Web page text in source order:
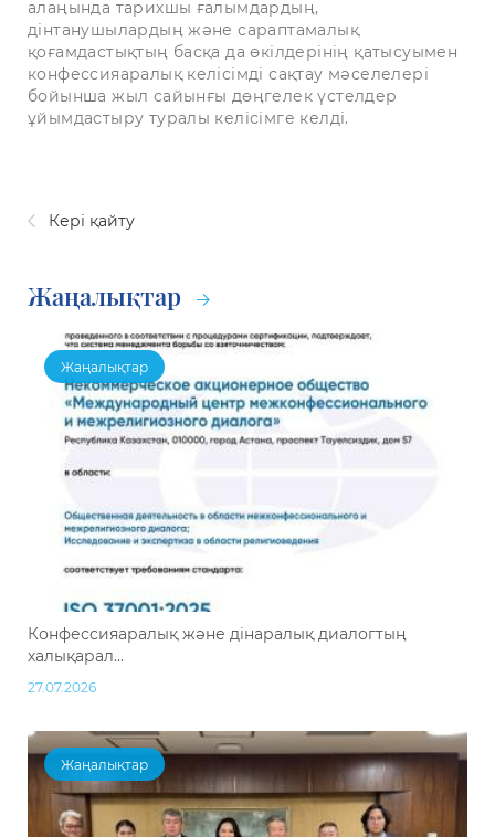
алаңында тарихшы ғалымдардың,
дінтанушылардың және сараптамалық
қоғамдастықтың басқа да өкілдерінің қатысуымен
конфессияаралық келісімді сақтау мәселелері
бойынша жыл сайынғы дөңгелек үстелдер
ұйымдастыру туралы келісімге келді.
Кері қайту
Жаңалықтар
Жаңалықтар
Конфессияаралық және дінаралық диалогтың
халықарал...
27.07.2026
Жаңалықтар